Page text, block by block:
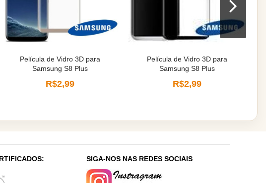
Película de Vidro 3D para
Samsung S8 Plus
R$2,99
Película de Vidro 3D para
Samsung S8 Plus
R$2,99
SIGA-NOS NAS REDES SOCIAIS